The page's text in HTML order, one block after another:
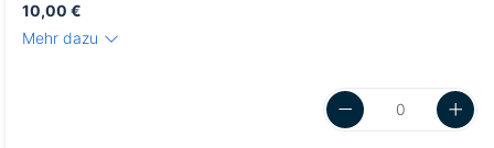
10,00 €
Mehr dazu